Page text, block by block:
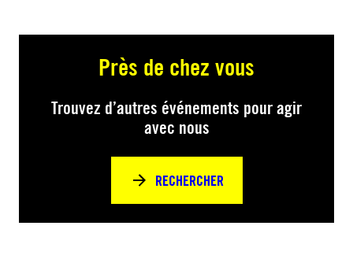
Près de chez vous
Trouvez d’autres événements pour agir
avec nous
RECHERCHER